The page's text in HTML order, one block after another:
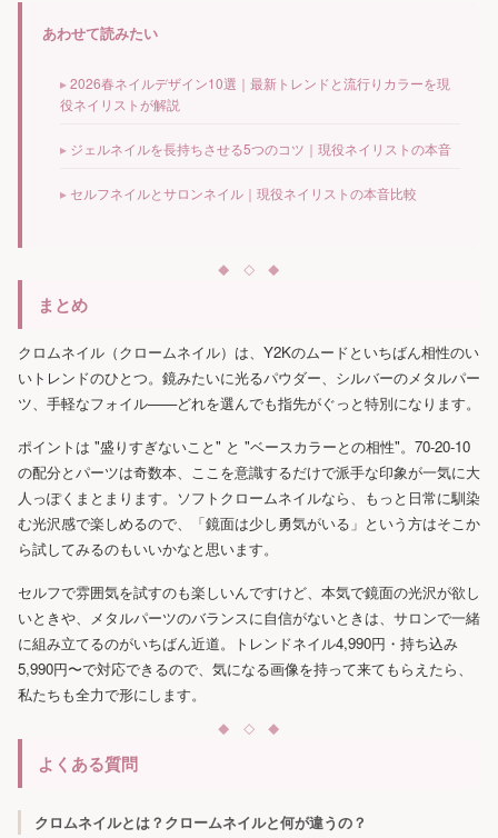
あわせて読みたい
2026春ネイルデザイン10選｜最新トレンドと流行りカラーを現
役ネイリストが解説
ジェルネイルを長持ちさせる5つのコツ｜現役ネイリストの本音
セルフネイルとサロンネイル｜現役ネイリストの本音比較
まとめ
クロムネイル（クロームネイル）は、Y2Kのムードといちばん相性のい
いトレンドのひとつ。鏡みたいに光るパウダー、シルバーのメタルパー
ツ、手軽なフォイル——どれを選んでも指先がぐっと特別になります。
ポイントは "盛りすぎないこと" と "ベースカラーとの相性"。70-20-10
の配分とパーツは奇数本、ここを意識するだけで派手な印象が一気に大
人っぽくまとまります。ソフトクロームネイルなら、もっと日常に馴染
む光沢感で楽しめるので、「鏡面は少し勇気がいる」という方はそこか
ら試してみるのもいいかなと思います。
セルフで雰囲気を試すのも楽しいんですけど、本気で鏡面の光沢が欲し
いときや、メタルパーツのバランスに自信がないときは、サロンで一緒
に組み立てるのがいちばん近道。トレンドネイル4,990円・持ち込み
5,990円〜で対応できるので、気になる画像を持って来てもらえたら、
私たちも全力で形にします。
よくある質問
クロムネイルとは？クロームネイルと何が違うの？